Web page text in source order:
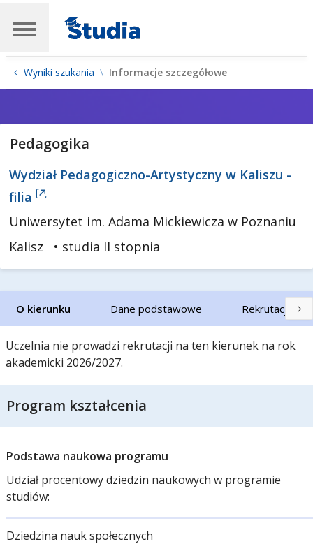
Wyniki szukania Informacje szczegółowe
Pedagogika
Wydział Pedagogiczno-Artystyczny w Kaliszu -
filia
Uniwersytet im. Adama Mickiewicza w Poznaniu
Kalisz
• studia II stopnia
O kierunku Dane podstawowe Rekrutacja
Uczelnia nie prowadzi rekrutacji na ten kierunek na rok
akademicki 2026/2027.
Program kształcenia
Podstawa naukowa programu
Udział procentowy dziedzin naukowych w programie
studiów:
Dziedzina nauk społecznych